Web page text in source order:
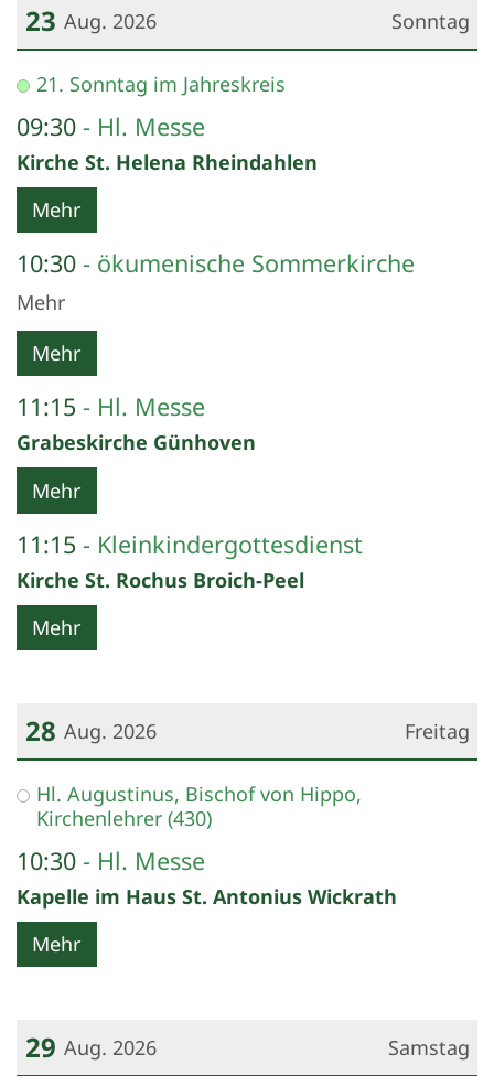
Sonntag
23 Aug. 2026
Datum: 23. August 2026
21. Sonntag im Jahreskreis
09:30 Hl. Messe
Kirche St. Helena Rheindahlen
Mehr
10:30 ökumenische Sommerkirche
Mehr
Mehr
11:15 Hl. Messe
Grabeskirche Günhoven
Mehr
11:15 Kleinkindergottesdienst
Kirche St. Rochus Broich-Peel
Mehr
Freitag
28 Aug. 2026
Datum: 28. August 2026
Hl. Augustinus, Bischof von Hippo,
Kirchenlehrer (430)
10:30 Hl. Messe
Kapelle im Haus St. Antonius Wickrath
Mehr
Samstag
29 Aug. 2026